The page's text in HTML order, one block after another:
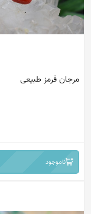
مرجان قرمز طبیعی
ناموجود